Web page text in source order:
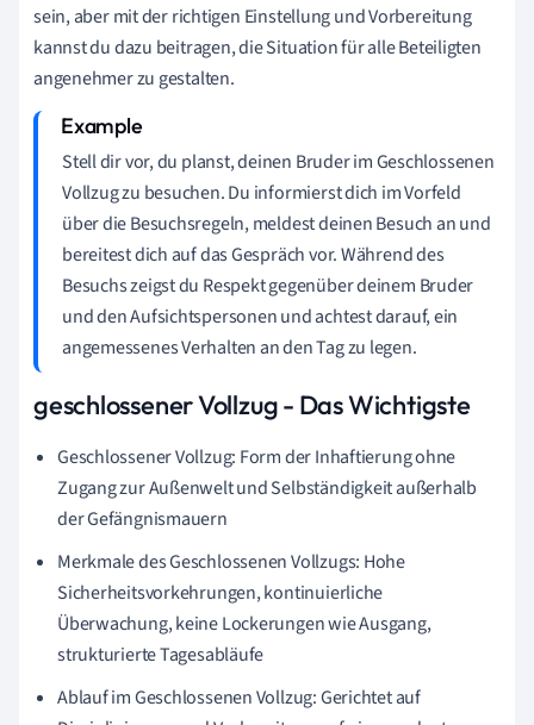
sein, aber mit der richtigen Einstellung und Vorbereitung
kannst du dazu beitragen, die Situation für alle Beteiligten
angenehmer zu gestalten.
Stell dir vor, du planst, deinen Bruder im Geschlossenen
Vollzug zu besuchen. Du informierst dich im Vorfeld
über die Besuchsregeln, meldest deinen Besuch an und
bereitest dich auf das Gespräch vor. Während des
Besuchs zeigst du Respekt gegenüber deinem Bruder
und den Aufsichtspersonen und achtest darauf, ein
angemessenes Verhalten an den Tag zu legen.
geschlossener Vollzug - Das Wichtigste
Geschlossener Vollzug: Form der Inhaftierung ohne
Zugang zur Außenwelt und Selbständigkeit außerhalb
der Gefängnismauern
Merkmale des Geschlossenen Vollzugs: Hohe
Sicherheitsvorkehrungen, kontinuierliche
Überwachung, keine Lockerungen wie Ausgang,
strukturierte Tagesabläufe
Ablauf im Geschlossenen Vollzug: Gerichtet auf